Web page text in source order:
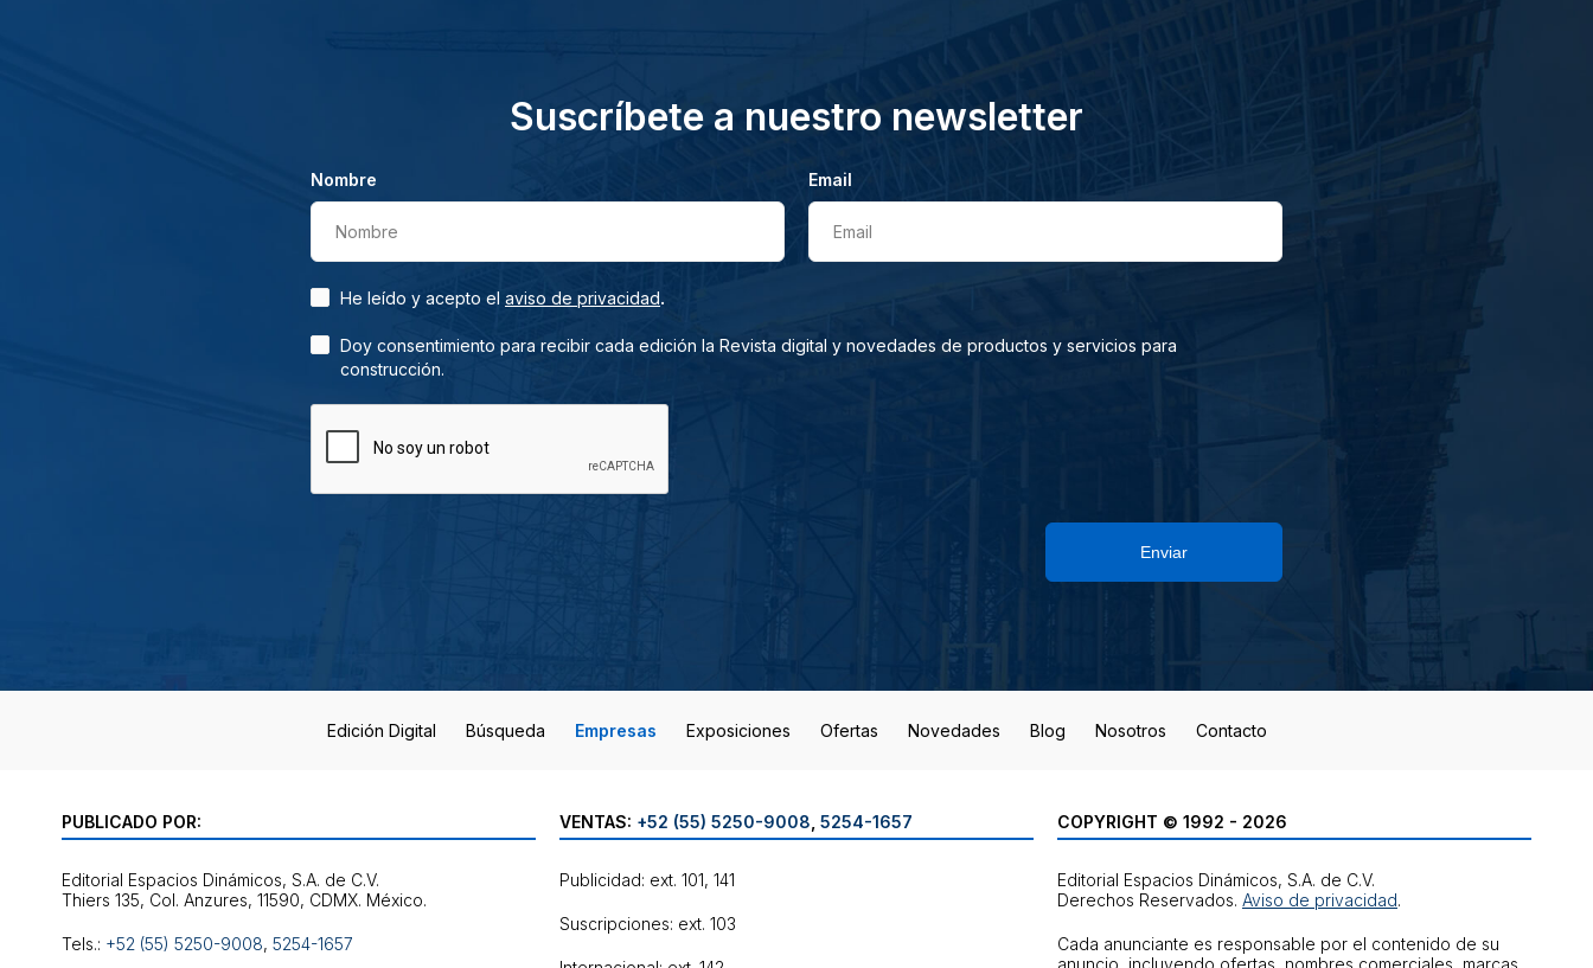
Suscríbete a nuestro newsletter
Nombre
Nombre
Email
Email
He leído y acepto el aviso de privacidad.
Doy consentimiento para recibir cada edición la Revista digital y novedades de productos y servicios para
construcción.
Enviar
Edición Digital Búsqueda Empresas Exposiciones Ofertas Novedades Blog Nosotros Contacto
PUBLICADO POR:
Editorial Espacios Dinámicos, S.A. de C.V.
Tels.: +52 (55) 5250-9008, 5254-1657
VENTAS: +52 (55) 5250-9008 5254-1657
Publicidad: ext. 101, 141
Suscripciones: ext. 103
COPYRIGHT © 1992 - 2026
Editorial Espacios Dinámicos, S.A. de C.V.
Derechos Reservados. Aviso de privacidad.
Cada anunciante es responsable por el contenido de su
anuncio, incluyendo ofertas, nombres comerciales, marcas